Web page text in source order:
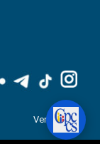
Ventanilla